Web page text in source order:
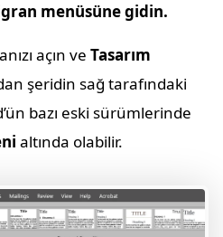
menüsüne gidin.
açın ve Tasarım
şeridin sağ tarafındaki
bazı eski sürümlerinde
altında olabilir.